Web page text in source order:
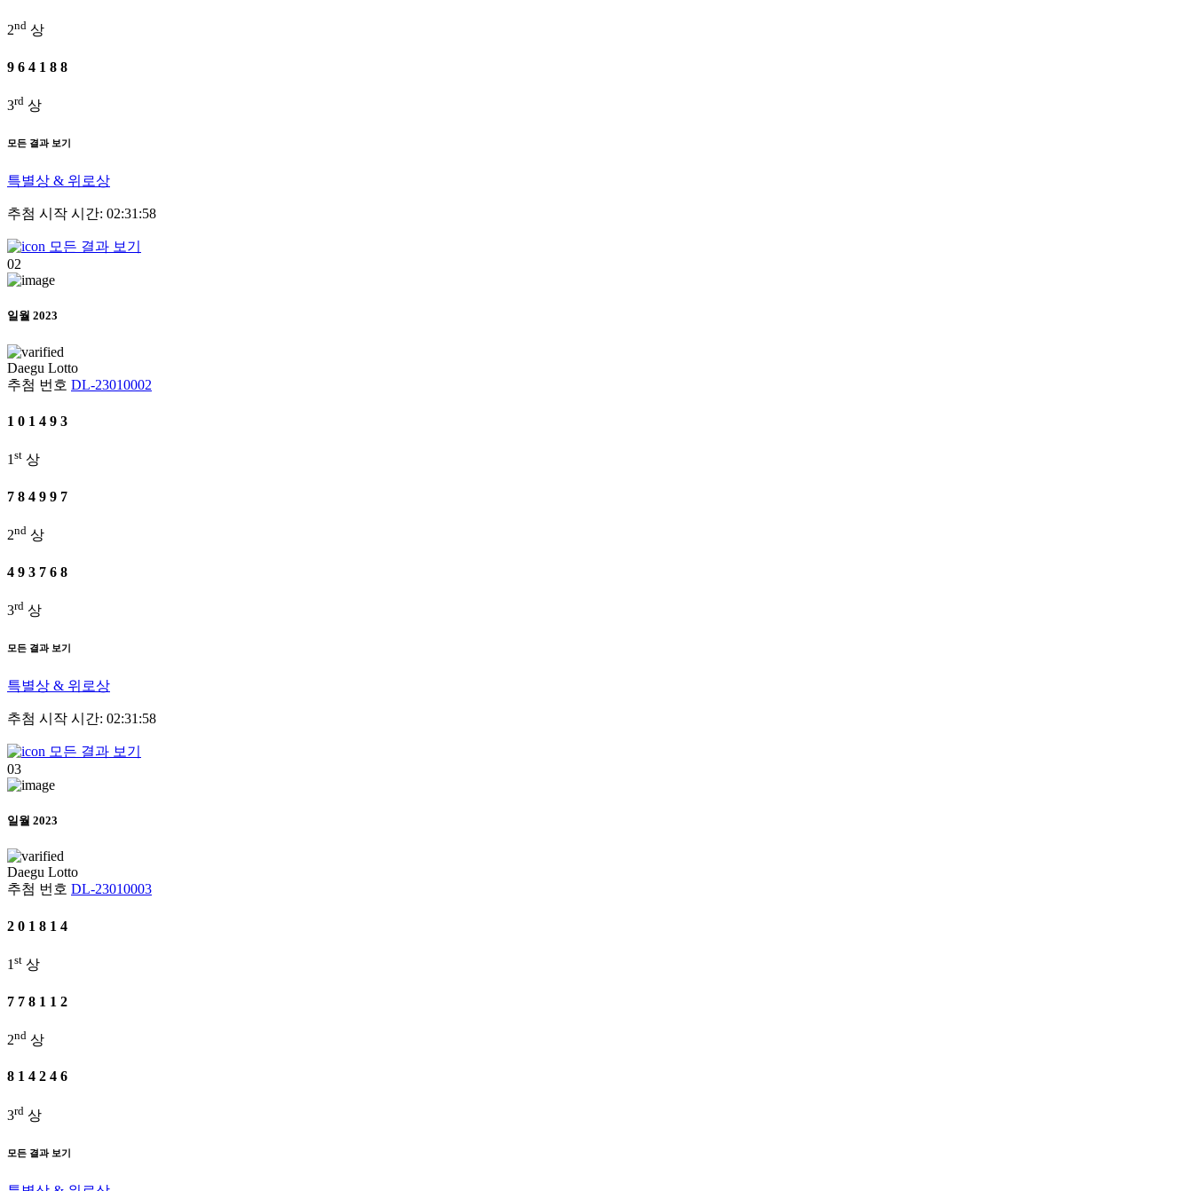
2nd 상
9 6 4 1 8 8
3rd 상
모든 결과 보기
특별상 & 위로상
추첨 시작 시간: 02:31:58
모든 결과 보기
02
일월 2023
Daegu Lotto
추첨 번호 DL-23010002
1 0 1 4 9 3
1st 상
7 8 4 9 9 7
2nd 상
4 9 3 7 6 8
3rd 상
모든 결과 보기
특별상 & 위로상
추첨 시작 시간: 02:31:58
모든 결과 보기
03
일월 2023
Daegu Lotto
추첨 번호 DL-23010003
2 0 1 8 1 4
1 st 상
7 7 8 1 1 2
2nd 상
8 1 4 2 4 6
3rd 상
모든 결과 보기